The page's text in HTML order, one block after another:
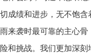
成绩和进步，无不饱
来袭时最可靠的主心
和挑战。我们更加深